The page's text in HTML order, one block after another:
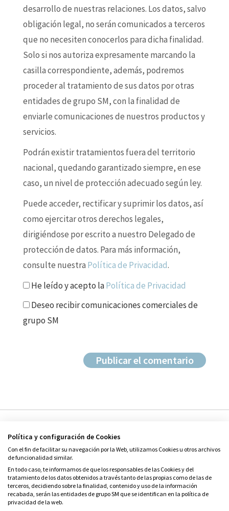
desarrollo de nuestras relaciones. Los datos, salvo
obligación legal, no serán comunicados a terceros
que no necesiten conocerlos para dicha finalidad.
Solo si nos autoriza expresamente marcando la
casilla correspondiente, además, podremos
proceder al tratamiento de sus datos por otras
entidades de grupo SM, con la finalidad de
enviarle comunicaciones de nuestros productos y
servicios.
Podrán existir tratamientos fuera del territorio
nacional, quedando garantizado siempre, en ese
caso, un nivel de protección adecuado según ley.
Puede acceder, rectificar y suprimir los datos, así
como ejercitar otros derechos legales,
dirigiéndose por escrito a nuestro Delegado de
protección de datos. Para más información,
consulte nuestra Política de Privacidad.
He leído y acepto laPolítica de Privacidad
Deseo recibir comunicaciones comerciales de
grupo SM
© Grupo SM
Condiciones de uso
Política y configuración de Cookies
Con el fin de facilitar su navegación por la Web, utilizamos Cookies u otros archivos
de funcionalidad similar.
En todo caso, te informamos de que los responsables de las Cookies y del
tratamiento de los datos obtenidos a través tanto de las propias como de las de
terceros, decidiendo sobre la finalidad, contenido y uso de la información
recabada, serán las entidades de grupo SM que se identifican en la política de
privacidad de la web.